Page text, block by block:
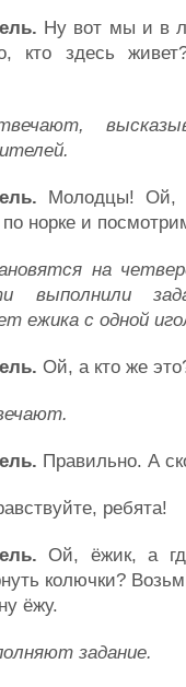
. Ну вот мы и в
кто здесь
. Молодцы! Ой,
норке и
на
выполнили
ежика с одной
. Ой, а кто же
. Правильно. А
ребята!
. Ой, ёжик, а
колючки?
ёжу.
задание.